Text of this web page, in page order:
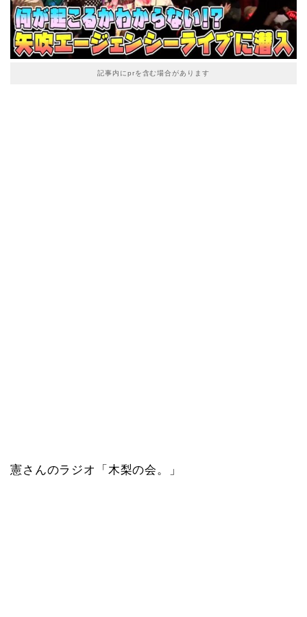
記事内にprを含む場合があります
憲さんのラジオ「木梨の会。」